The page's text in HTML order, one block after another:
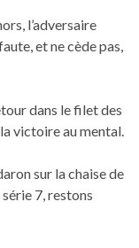
l’adversaire
et ne cède pas,
dans le filet des
victoire au mental.
sur la chaise de
7, restons